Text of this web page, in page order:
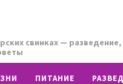
свинках — разведение,
ПИТАНИЕ